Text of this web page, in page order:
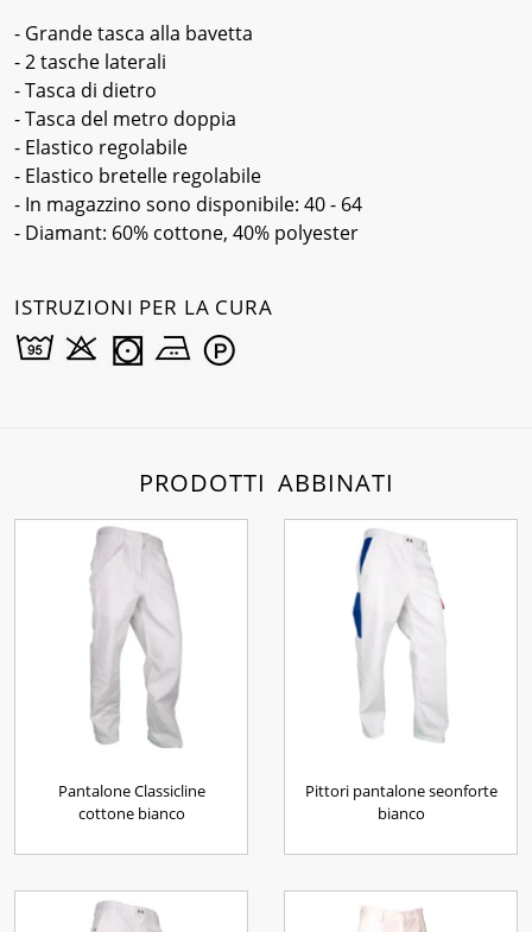
- Grande tasca alla bavetta
- 2 tasche laterali
- Tasca di dietro
- Tasca del metro doppia
- Elastico regolabile
- Elastico bretelle regolabile
- In magazzino sono disponibile: 40 - 64
- Diamant: 60% cottone, 40% polyester
ISTRUZIONI PER LA CURA
PRODOTTI ABBINATI
Pantalone Classicline
cottone bianco
Pittori pantalone seonforte
bianco